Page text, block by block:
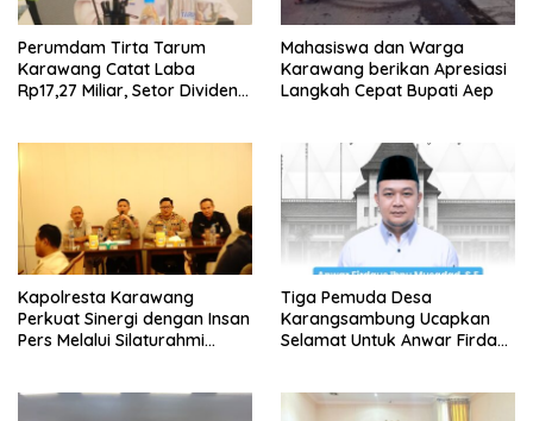
Perumdam Tirta Tarum
Karawang Catat Laba
Rp17,27 Miliar, Setor Dividen
Mahasiswa dan Warga
Karawang berikan Apresiasi
Langkah Cepat Bupati Aep
Kapolresta Karawang
Perkuat Sinergi dengan Insan
Pers Melalui Silaturahmi
Tiga Pemuda Desa
Karangsambung Ucapkan
Selamat Untuk Anwar Firdaus